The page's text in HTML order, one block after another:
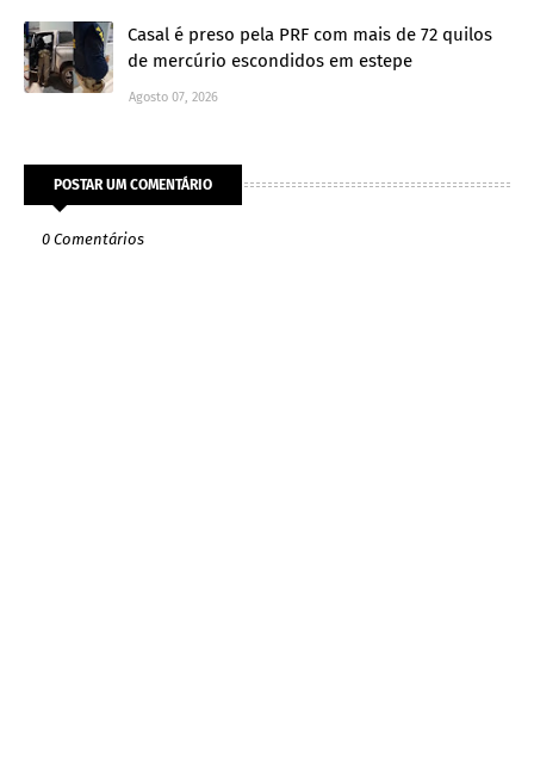
Casal é preso pela PRF com mais de 72 quilos
de mercúrio escondidos em estepe
Agosto 07, 2026
POSTAR UM COMENTÁRIO
0 Comentários